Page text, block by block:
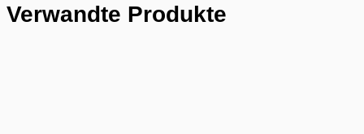
Verwandte Produkte